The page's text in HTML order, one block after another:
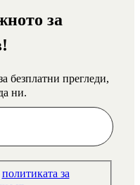
за
безплатни прегледи,
ни.
политиката за